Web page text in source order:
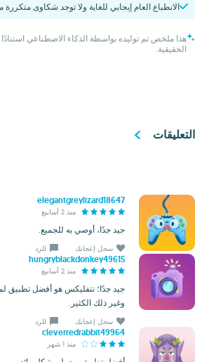
الانطباع العام إيجابي للغاية ولا توجد شكاوى متكررة
هذا ملخص تم توليده بواسطة الذكاء الاصطناعي
الحقيقية.
التعليقات
elegantgreylizard18647
منذ 2 أسابيع
جيد جدًا، أوصي به للجميع.
سجل إعجابك للرد
hungryblackdonkey49615
منذ 2 أسابيع
جيد جدًا؛ نتفليكس هو أفضل تطبيق
وغير ذلك الكثير.
سجل إعجابك للرد
cleverredrabbit49964
منذ 1 شهر